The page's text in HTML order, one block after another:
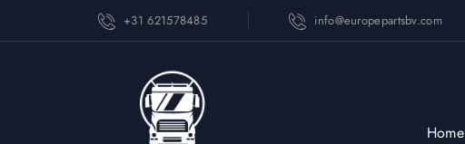
+31 621578485 info@europepartsbv.com
Home